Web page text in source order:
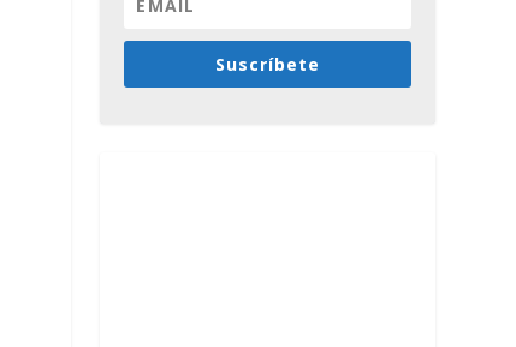
Suscríbete